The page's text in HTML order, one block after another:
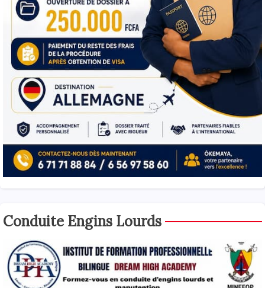
Conduite Engins Lourds